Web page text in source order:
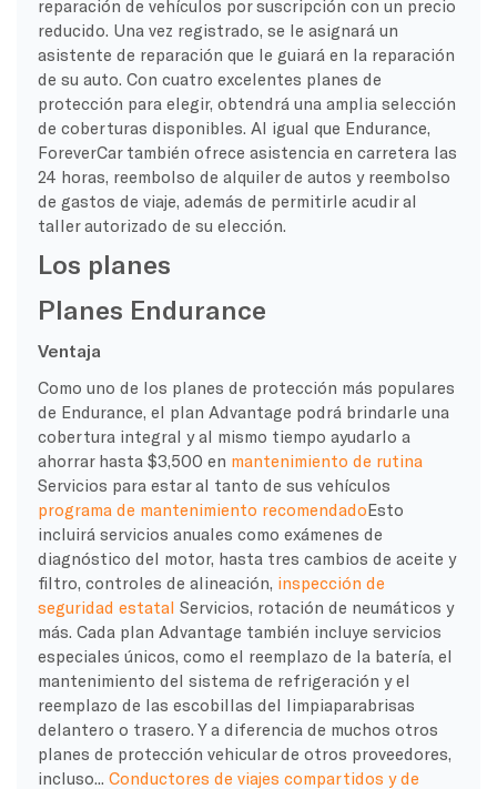
reparación de vehículos por suscripción con un precio
reducido. Una vez registrado, se le asignará un
asistente de reparación que le guiará en la reparación
de su auto. Con cuatro excelentes planes de
protección para elegir, obtendrá una amplia selección
de coberturas disponibles. Al igual que Endurance,
ForeverCar también ofrece asistencia en carretera las
24 horas, reembolso de alquiler de autos y reembolso
de gastos de viaje, además de permitirle acudir al
taller autorizado de su elección.
Los planes
Planes Endurance
Ventaja
Como uno de los planes de protección más populares
de Endurance, el plan Advantage podrá brindarle una
cobertura integral y al mismo tiempo ayudarlo a
ahorrar hasta $3,500 en mantenimiento de rutina
Servicios para estar al tanto de sus vehículos
programa de mantenimiento recomendadoEsto
incluirá servicios anuales como exámenes de
diagnóstico del motor, hasta tres cambios de aceite y
filtro, controles de alineación, inspección de
seguridad estatal Servicios, rotación de neumáticos y
más. Cada plan Advantage también incluye servicios
especiales únicos, como el reemplazo de la batería, el
mantenimiento del sistema de refrigeración y el
reemplazo de las escobillas del limpiaparabrisas
delantero o trasero. Y a diferencia de muchos otros
planes de protección vehicular de otros proveedores,
incluso... Conductores de viajes compartidos y de